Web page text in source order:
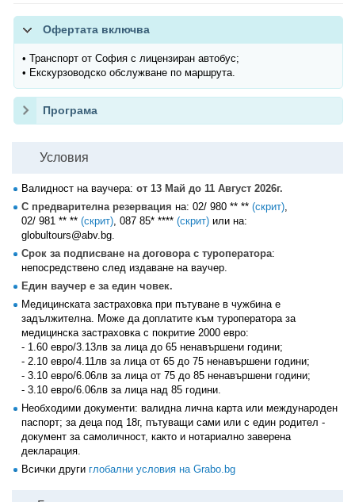
Офертата включва
• Транспорт от София с лицензиран автобус;
• Екскурзоводско обслужване по маршрута.
Програма
Условия
Валидност на ваучера: от 13 Май до 11 Август 2026г.
С предварителна резервация на: 02/ 980 ** ** (скрит),
02/ 981 ** ** (скрит), 087 85* **** (скрит) или на:
globultours@abv.bg.
Срок за подписване на договора с туроператора:
непосредствено след издаване на ваучер.
Един ваучер е за един човек.
Медицинската застраховка при пътуване в чужбина е
задължителна. Може да доплатите към туроператора за
медицинска застраховка с покритие 2000 евро:
- 1.60 евро/3.13лв за лица до 65 ненавършени години;
- 2.10 евро/4.11лв за лица от 65 до 75 ненавършени години;
- 3.10 евро/6.06лв за лица от 75 до 85 ненавършени години;
- 3.10 евро/6.06лв за лица над 85 години.
Необходими документи: валидна лична карта или международен
паспорт; за деца под 18г, пътуващи сами или с един родител -
документ за самоличност, както и нотариално заверена
декларация.
Всички други глобални условия на Grabo.bg